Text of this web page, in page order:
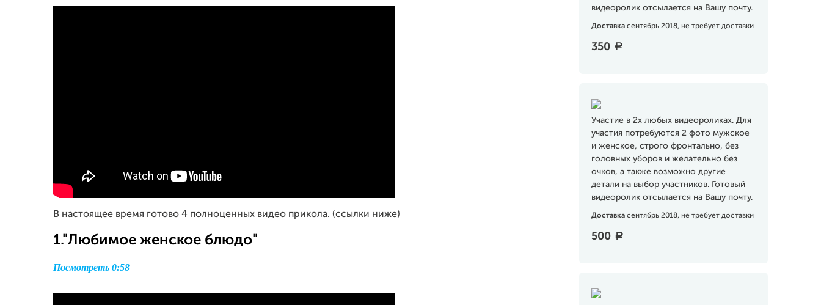
видеоролик отсылается на Вашу почту.
Доставка сентябрь 2018, не требует доставки
350 a
Участие в 2х любых видеороликах. Для
участия потребуются 2 фото мужское
и женское, строго фронтально, без
головных уборов и желательно без
очков, а также возможно другие
детали на выбор участников. Готовый
видеоролик отсылается на Вашу почту.
Доставка сентябрь 2018, не требует доставки
500 a
В настоящее время готово 4 полноценных видео прикола. (ссылки ниже)
1."Любимое женское блюдо"
Посмотреть 0:58